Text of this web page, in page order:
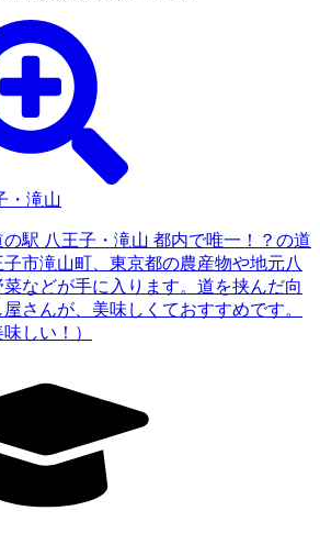
の駅 八王子・滝山 都内で唯一！？の道
市滝山町、東京都の農産物や地元八
などが手に入ります。道を挟んだ向
さんが、美味しくておすすめです。
しい！）